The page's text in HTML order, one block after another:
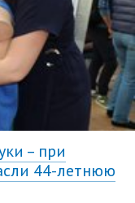
– при
44-летнюю